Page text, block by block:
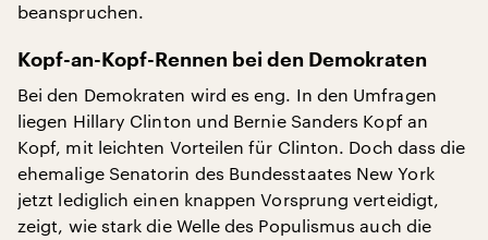
beanspruchen.
Kopf-an-Kopf-Rennen bei den Demokraten
Bei den Demokraten wird es eng. In den Umfragen
liegen Hillary Clinton und Bernie Sanders Kopf an
Kopf, mit leichten Vorteilen für Clinton. Doch dass die
ehemalige Senatorin des Bundesstaates New York
jetzt lediglich einen knappen Vorsprung verteidigt,
zeigt, wie stark die Welle des Populismus auch die